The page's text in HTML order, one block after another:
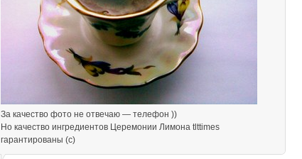
За качество фото не отвечаю — телефон ))
Но качество ингредиентов Церемонии Лимона tlttimes
гарантированы (с)